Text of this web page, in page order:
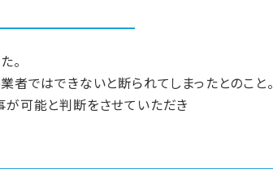
。
者ではできないと断られてしまったとのこと。
可能と判断をさせていただき